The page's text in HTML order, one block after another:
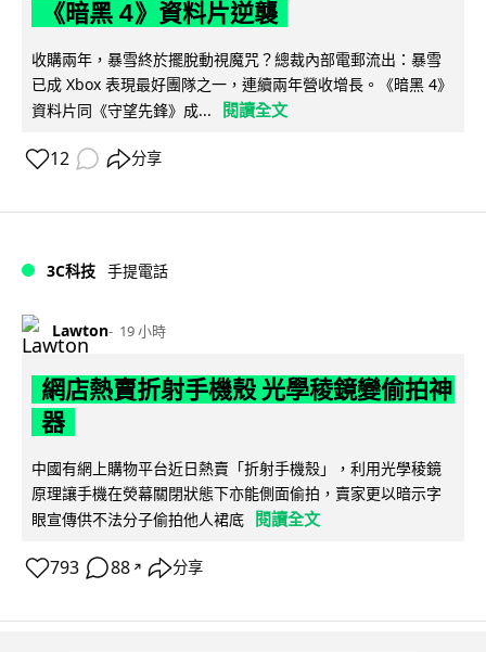
《暗黑 4》資料片逆襲
收購兩年，暴雪終於擺脫動視魔咒？總裁內部電郵流出：暴雪
已成 Xbox 表現最好團隊之一，連續兩年營收增長。《暗黑 4》
資料片同《守望先鋒》成...
閱讀全文
12 分享
3C科技 手提電話
Lawton 19 小時
網店熱賣折射手機殼 光學稜鏡變偷拍神
器
中國有網上購物平台近日熱賣「折射手機殼」，利用光學稜鏡
原理讓手機在熒幕關閉狀態下亦能側面偷拍，賣家更以暗示字
眼宣傳供不法分子偷拍他人裙底
閱讀全文
793 88 ↗ 分享